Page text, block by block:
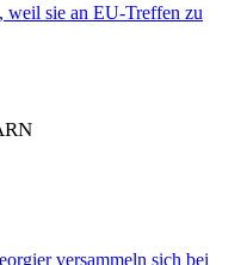
weil sie an EU-Treffen zu
versammeln sich bei